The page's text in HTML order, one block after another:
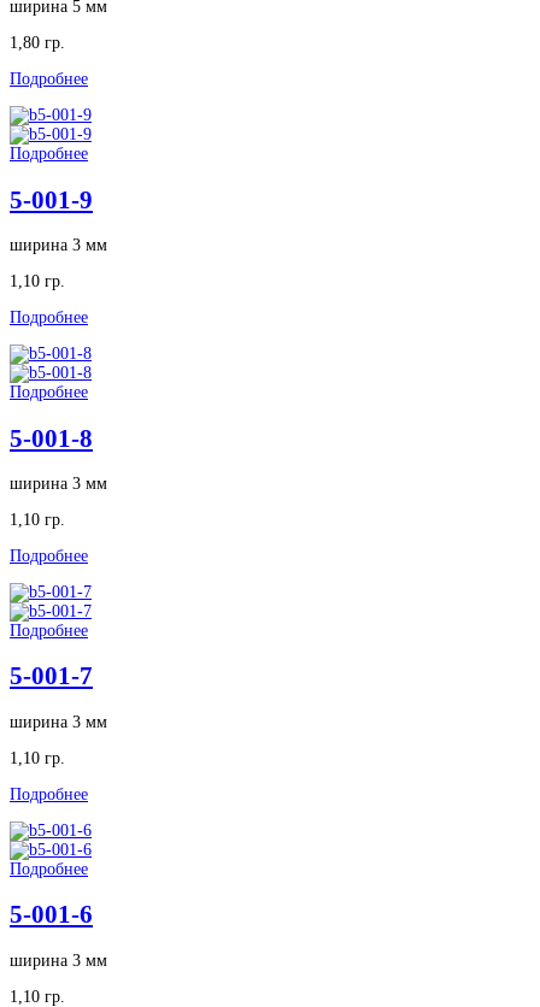
ширина 5 мм
1,80 гр.
Подробнее
Подробнее
5-001-9
ширина 3 мм
1,10 гр.
Подробнее
Подробнее
5-001-8
ширина 3 мм
1,10 гр.
Подробнее
Подробнее
5-001-7
ширина 3 мм
1,10 гр.
Подробнее
Подробнее
5-001-6
ширина 3 мм
1,10 гр.